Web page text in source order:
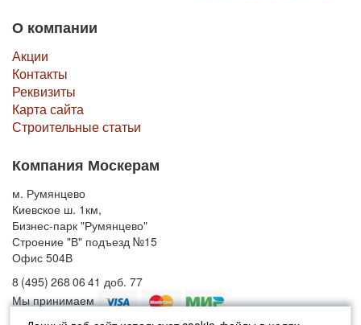
О компании
Акции
Контакты
Реквизиты
Карта сайта
Строительные статьи
Компания Москерам
м. Румянцево
Киевское ш. 1км,
Бизнес-парк "Румянцево"
Строение "В" подъезд №15
Офис 504В
8 (495) 268 06 41 доб. 77
Мы принимаем